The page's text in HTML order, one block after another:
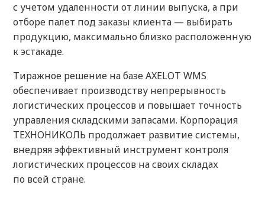
с учетом удаленности от линии выпуска, а при
отборе палет под заказы клиента — выбирать
продукцию, максимально близко расположенную
к эстакаде.
Тиражное решение на базе AXELOT WMS
обеспечивает производству непрерывность
логистических процессов и повышает точность
управления складскими запасами. Корпорация
ТЕХНОНИКОЛЬ продолжает развитие системы,
внедряя эффективный инструмент контроля
логистических процессов на своих складах
по всей стране.